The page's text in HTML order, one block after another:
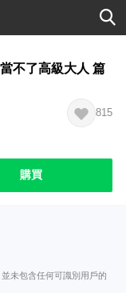
不了高級大人 篇
815
購買
未包含任何可識別用戶的